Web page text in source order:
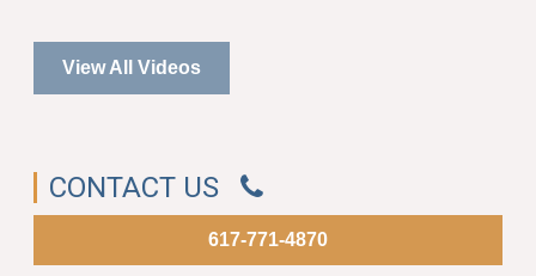
View All Videos
CONTACT US
617-771-4870